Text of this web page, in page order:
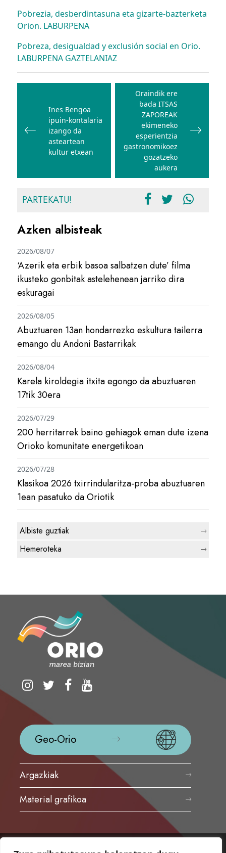
Pobrezia, desberdintasuna eta gizarte-bazterketa
Orion. LABURPENA
Pobreza, desigualdad y exclusión social en Orio.
LABURPENA GAZTELANIAZ
Bidalketetan
nabigatuInes Bengoa
ipuin-kontalaria
izango da
asteartean
kultur etxean
Oraindik ere
bada ITSAS
ZAPOREAK
ekimeneko
esperientzia
gastronomikoez
gozatzeko
aukera
PARTEKATU!
Azken albisteak
‘Azerik eta erbik basoa salbatzen dute’ filma
ikusteko gonbitak astelehenean jarriko dira
eskuragai
2026/08/07
Abuztuaren 13an hondarrezko eskultura tailerra
emango du Andoni Bastarrikak
2026/08/05
Karela kiroldegia itxita egongo da abuztuaren
17tik 30era
2026/08/04
200 herritarrek baino gehiagok eman dute izena
Orioko komunitate energetikoan
2026/07/29
Klasikoa 2026 txirrindularitza-proba abuztuaren
1ean pasatuko da Oriotik
2026/07/28
Albiste guztiak
Hemeroteka
Geo-Orio
Argazkiak
Material grafikoa